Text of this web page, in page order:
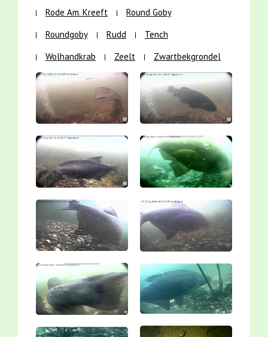
Rode Am. Kreeft
Round Goby
Roundgoby
Rudd
Tench
Wolhandkrab
Zeelt Zwartbekgrondel
Vergroting Vergroting
Vergroting Vergroting
Vergroting Vergroting
Vergroting Vergroting